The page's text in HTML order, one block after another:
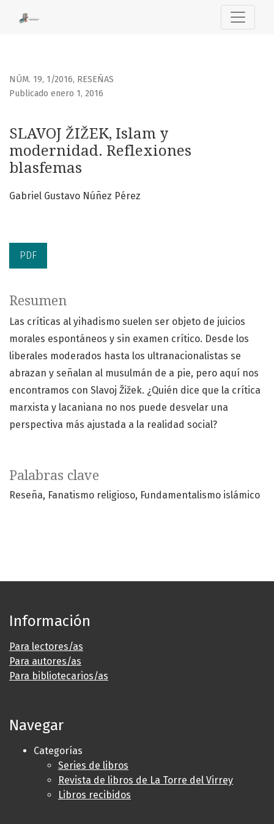
SLAVOJ ŽIŽEK, Islam y modernidad. Reflexiones blasfemas
NÚM. 19, 1/2016, RESEÑAS
SLAVOJ ŽIŽEK, Islam y
modernidad. Reflexiones
blasfemas
Publicado enero 1, 2016
Gabriel Gustavo Núñez Pérez
PDF
Palabras clave
Reseña Fanatismo religioso Fundamentalismo islámico
Resumen
Las críticas al yihadismo suelen ser objeto de juicios
morales espontáneos y sin examen crítico. Desde los
liberales moderados hasta los ultranacionalistas se
abrazan y señalan al musulmán de a pie, pero aquí nos
encontramos con Slavoj Žižek. ¿Quién dice que la crítica
marxista y lacaniana no nos puede desvelar una
perspectiva más ajustada a la realidad social?
Información
Para lectores/as
Para autores/as
Para bibliotecarios/as
Navegar
Categorías
Series de libros
Revista de libros de La Torre del Virrey
Libros recibidos